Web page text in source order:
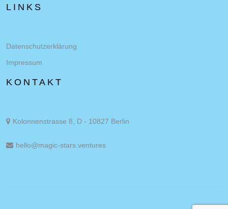
LINKS
Datenschutzerklärung
Impressum
KONTAKT
Kolonnenstrasse 8, D - 10827 Berlin
hello@magic-stars.ventures